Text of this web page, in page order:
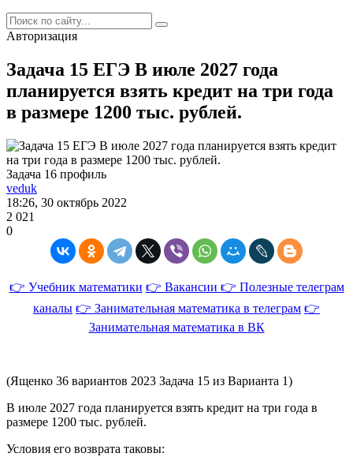
Авторизация
Задача 15 ЕГЭ В июле 2027 года
планируется взять кредит на три года
в размере 1200 тыс. рублей.
Задача 16 профиль
veduk
18:26, 30 октябрь 2022
2 021
0
👉 Учебник математики 👉 Вакансии 👉 Полезные телеграм
каналы 👉 Занимательная математика в телеграм 👉
Занимательная математика в ВК
(Ященко 36 вариантов 2023 Задача 15 из Варианта 1)
В июле 2027 года планируется взять кредит на три года в
размере 1200 тыс. рублей.
Условия его возврата таковы: